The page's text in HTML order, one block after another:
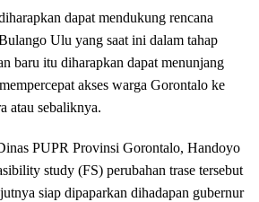
dapat mendukung rencana
Ulu yang saat ini dalam tahap
baru itu diharapkan dapat menunjang
akses warga Gorontalo ke
atau sebaliknya.
PUPR Provinsi Gorontalo, Handoyo
study (FS) perubahan trase tersebut
siap dipaparkan dihadapan gubernur